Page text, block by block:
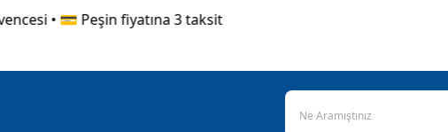
• 💳 Peşin fiyatına 3 taksit